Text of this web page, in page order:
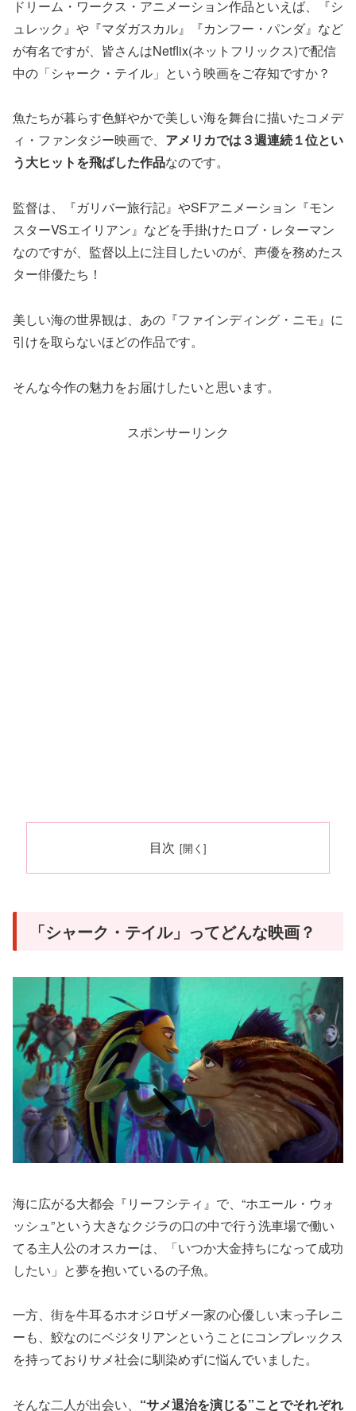
ドリーム・ワークス・アニメーション作品といえば、『シ
ュレック』や『マダガスカル』『カンフー・パンダ』など
が有名ですが、皆さんはNetflix(ネットフリックス)で配信
中の「シャーク・テイル」という映画をご存知ですか？
魚たちが暮らす色鮮やかで美しい海を舞台に描いたコメデ
ィ・ファンタジー映画で、 アメリカでは３週連続１位とい
う大ヒットを飛ばした作品なのです。
監督は、『ガリバー旅行記』やSFアニメーション『モン
スターVSエイリアン』などを手掛けたロブ・レターマン
なのですが、監督以上に注目したいのが、声優を務めたス
ター俳優たち！
美しい海の世界観は、あの『ファインディング・ニモ』に
引けを取らないほどの作品です。
そんな今作の魅力をお届けしたいと思います。
スポンサーリンク
目次
「シャーク・テイル」ってどんな映画？
海に広がる大都会『リーフシティ』で、“ホエール・ウォ
ッシュ”という大きなクジラの口の中で行う洗車場で働い
てる主人公のオスカーは、「いつか大金持ちになって成功
したい」と夢を抱いているの子魚。
一方、街を牛耳るホオジロザメ一家の心優しい末っ子レニ
ーも、鮫なのにベジタリアンということにコンプレックス
を持っておりサメ社会に馴染めずに悩んでいました。
そんな二人が出会い、 “サメ退治を演じる”ことでそれぞれ